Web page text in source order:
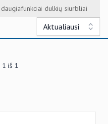
daugiafunkciai dulkių siurbliai
Aktualiausi
1 iš 1